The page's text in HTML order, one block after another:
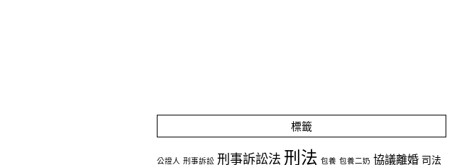
標籤
公證人 刑事訴訟 刑事訴訟法 刑法 包養 包養二奶 協議離婚 司法